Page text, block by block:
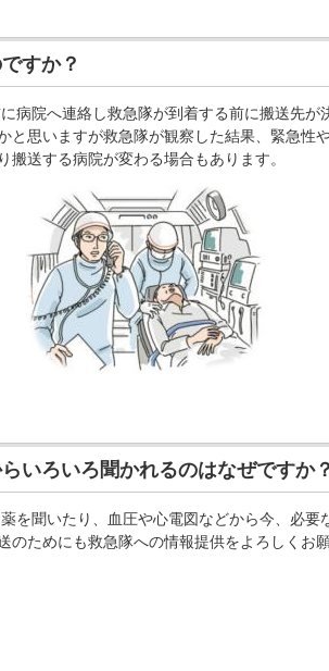
すか？
病院へ連絡し救急隊が到着する前に搬送先が
思いますが救急隊が観察した結果、緊急性や
送する病院が変わる場合もあります。
いろいろ聞かれるのはなぜですか？
を聞いたり、血圧や心電図などから今、必要
ためにも救急隊への情報提供をよろしくお